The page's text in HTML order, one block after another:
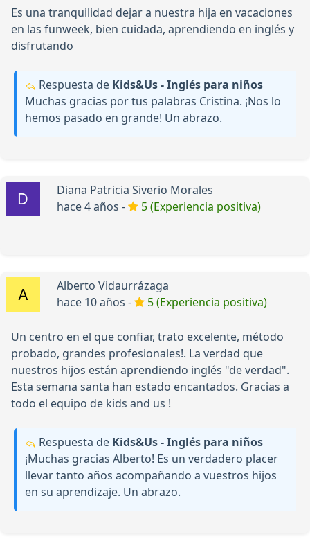
Es una tranquilidad dejar a nuestra hija en vacaciones
en las funweek, bien cuidada, aprendiendo en inglés y
disfrutando
Respuesta de Kids&Us - Inglés para niños
Muchas gracias por tus palabras Cristina. ¡Nos lo
hemos pasado en grande! Un abrazo.
Diana Patricia Siverio Morales
hace 4 años -
5 (Experiencia positiva)
Alberto Vidaurrázaga
hace 10 años -
5 (Experiencia positiva)
Un centro en el que confiar, trato excelente, método
probado, grandes profesionales!. La verdad que
nuestros hijos están aprendiendo inglés "de verdad".
Esta semana santa han estado encantados. Gracias a
todo el equipo de kids and us !
Respuesta de Kids&Us - Inglés para niños
¡Muchas gracias Alberto! Es un verdadero placer
llevar tanto años acompañando a vuestros hijos
en su aprendizaje. Un abrazo.